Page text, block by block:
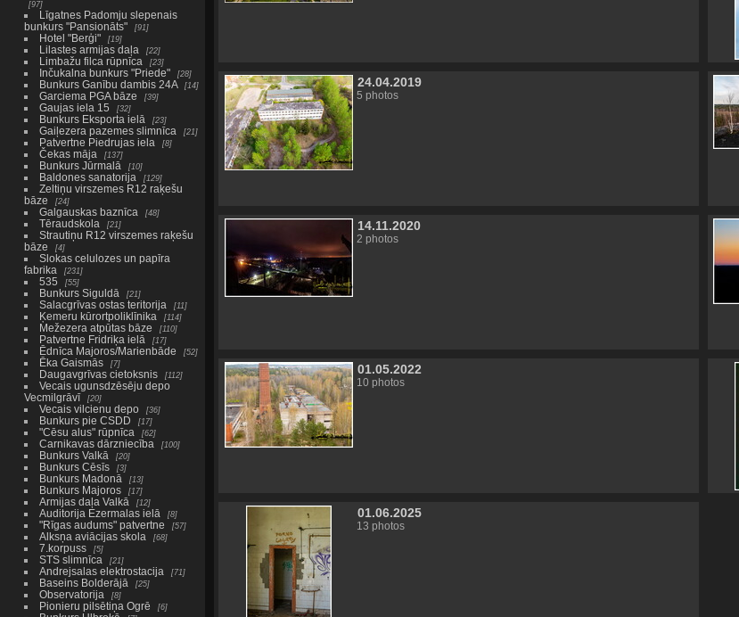
97
Līgatnes Padomju slepenais
bunkurs "Pansionāts"
91
Hotel "Berģi" 19
Lilastes armijas daļa 22
Limbažu filca rūpnīca 23
Inčukalna bunkurs "Priede" 28
Bunkurs Ganību dambis 24A 14
Garciema PGA bāze 39
Gaujas iela 15 32
Bunkurs Eksporta ielā 23
Gaiļezera pazemes slimnīca 21
Patvertne Piedrujas iela 8
Čekas māja 137
Bunkurs Jūrmalā 10
Baldones sanatorija 129
Zeltiņu virszemes R12 raķešu
bāze
24
Galgauskas baznīca 48
Tēraudskola 21
Strautiņu R12 virszemes raķešu
bāze
4
Slokas celulozes un papīra
fabrika
231
535 55
Bunkurs Siguldā 21
Salacgrīvas ostas teritorija 11
Ķemeru kūrortpoliklīnika 114
Mežezera atpūtas bāze 110
Patvertne Fridriķa ielā 17
Ēdnīca Majoros/Marienbāde 52
Ēka Gaismās 7
Daugavgrīvas cietoksnis 112
Vecais ugunsdzēsēju depo
Vecmilgrāvī
20
Vecais vilcienu depo 36
Bunkurs pie CSDD 17
"Cēsu alus" rūpnīca 62
Carnikavas dārzniecība 100
Bunkurs Valkā 20
Bunkurs Cēsīs 3
Bunkurs Madonā 13
Bunkurs Majoros 17
Armijas daļa Valkā 12
Auditorija Ezermalas ielā 8
"Rīgas audums" patvertne 57
Alksņa aviācijas skola 68
7.korpuss 5
STS slimnīca 21
Andrejsalas elektrostacija 71
Baseins Bolderājā 25
Observatorija 8
Pionieru pilsētiņa Ogrē 6
24.04.2019
5 photos
14.11.2020
2 photos
01.05.2022
10 photos
01.06.2025
13 photos